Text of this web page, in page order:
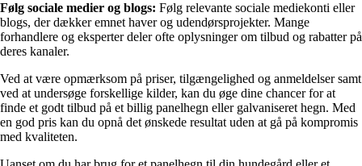
Følg sociale medier og blogs: Følg relevante sociale mediekonti eller
blogs, der dækker emnet haver og udendørsprojekter. Mange
forhandlere og eksperter deler ofte oplysninger om tilbud og rabatter på
deres kanaler.
Ved at være opmærksom på priser, tilgængelighed og anmeldelser samt
ved at undersøge forskellige kilder, kan du øge dine chancer for at
finde et godt tilbud på et billig panelhegn eller galvaniseret hegn. Med
en god pris kan du opnå det ønskede resultat uden at gå på kompromis
med kvaliteten.